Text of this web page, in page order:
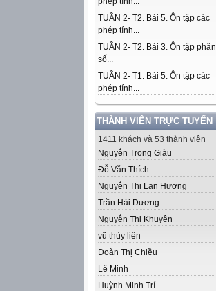
TUẦN 2- T2. Bài 5. Ôn tập các
phép tính...
TUẦN 2- T2. Bài 3. Ôn tập phân
số...
TUẦN 2- T1. Bài 5. Ôn tập các
phép tính...
THÀNH VIÊN TRỰC TUYẾN
1411 khách và 53 thành viên
Nguyễn Trọng Giàu
Đỗ Văn Thích
Nguyễn Thị Lan Hương
Trần Hải Dương
Nguyễn Thị Khuyên
vũ thùy liên
Đoàn Thị Chiều
Lê Minh
Huỳnh Minh Trí